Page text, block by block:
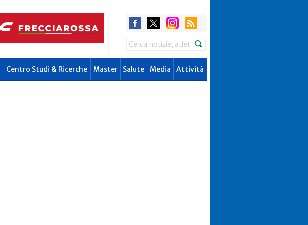
Search
Centro Studi & Ricerche Master Salute Media Attività